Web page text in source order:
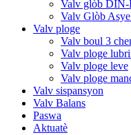
Valv glòb DIN-
Valv Glòb
Valv ploge
Valv boul 3
Valv ploge
Valv ploge leve
Valv ploge
Valv sispansyon
Valv Balans
Paswa
Aktuatè